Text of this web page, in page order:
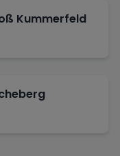
Kummerfeld